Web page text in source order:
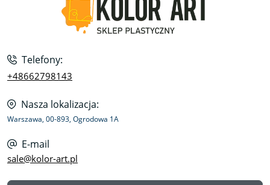
Telefony:
+48662798143
Nasza lokalizacja:
Warszawa, 00-893, Ogrodowa 1A
E-mail
sale@kolor-art.pl